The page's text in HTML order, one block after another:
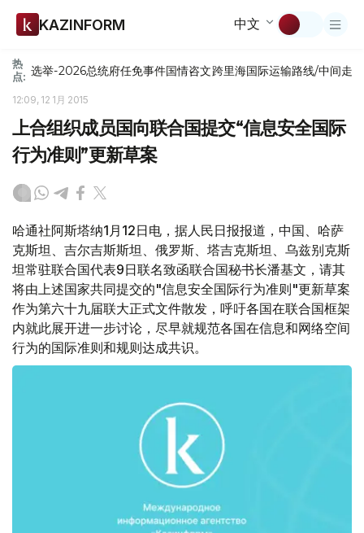
KAZINFORM 中文
热
点: 选举-2026总统府任免事件国情咨文跨里海国际运输路线/中间走廊
12:09, 12 1月 2015
上合组织成员国向联合国提交“信息安全国际
行为准则”更新草案
哈通社阿斯塔纳1月12日电，据人民日报报道，中国、哈萨
克斯坦、吉尔吉斯斯坦、俄罗斯、塔吉克斯坦、乌兹别克斯
坦常驻联合国代表9日联名致函联合国秘书长潘基文，请其
将由上述国家共同提交的"信息安全国际行为准则"更新草案
作为第六十九届联大正式文件散发，呼吁各国在联合国框架
内就此展开进一步讨论，尽早就规范各国在信息和网络空间
行为的国际准则和规则达成共识。